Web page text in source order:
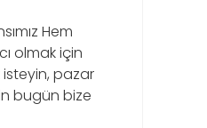
Hem
olmak için
isteyin, pazar
bugün bize